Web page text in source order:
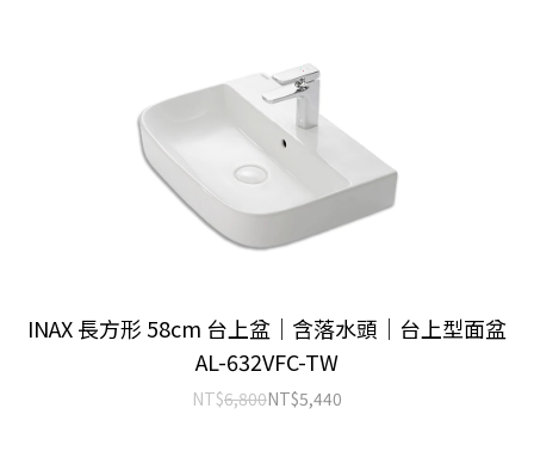
INAX 長方形 58cm 台上盆｜含落水頭｜台上型面盆
AL-632VFC-TW
NT$6,800NT$5,440